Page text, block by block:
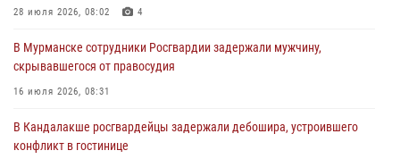
тактическое занятие совместно с МЧС России
30 июля 2026, 14:05
28 июля 2026, 08:02 4
В Мурманске сотрудники Росгвардии задержали мужчину,
скрывавшегося от правосудия
16 июля 2026, 08:31
В Кандалакше росгвардейцы задержали дебошира, устроившего
конфликт в гостинице